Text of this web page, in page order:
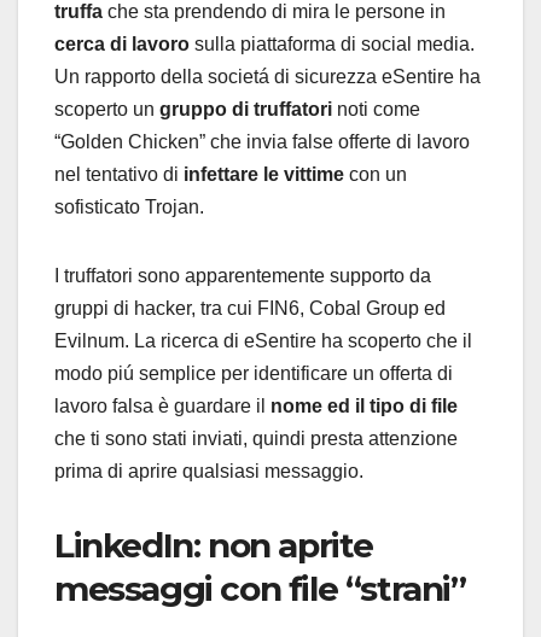
truffa che sta prendendo di mira le persone in
cerca di lavoro sulla piattaforma di social media.
Un rapporto della societá di sicurezza eSentire ha
scoperto un gruppo di truffatori noti come
“Golden Chicken” che invia false offerte di lavoro
nel tentativo di infettare le vittime con un
sofisticato Trojan.
I truffatori sono apparentemente supporto da
gruppi di hacker, tra cui FIN6, Cobal Group ed
Evilnum. La ricerca di eSentire ha scoperto che il
modo piú semplice per identificare un offerta di
lavoro falsa è guardare il nome ed il tipo di file
che ti sono stati inviati, quindi presta attenzione
prima di aprire qualsiasi messaggio.
LinkedIn: non aprite
messaggi con file “strani”